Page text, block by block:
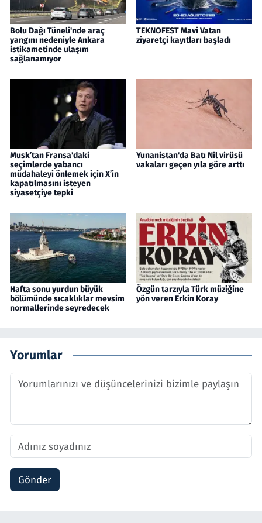
Bolu Dağı Tüneli'nde araç
yangını nedeniyle Ankara
istikametinde ulaşım
sağlanamıyor
TEKNOFEST Mavi Vatan
ziyaretçi kayıtları başladı
Musk’tan Fransa'daki
seçimlerde yabancı
müdahaleyi önlemek için X’in
kapatılmasını isteyen
siyasetçiye tepki
Yunanistan'da Batı Nil virüsü
vakaları geçen yıla göre arttı
Hafta sonu yurdun büyük
bölümünde sıcaklıklar mevsim
normallerinde seyredecek
Özgün tarzıyla Türk müziğine
yön veren Erkin Koray
Yorumlar
Gönder